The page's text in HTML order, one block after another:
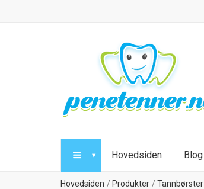
Hovedsiden Blog
Hovedsiden Produkter Tannbørster